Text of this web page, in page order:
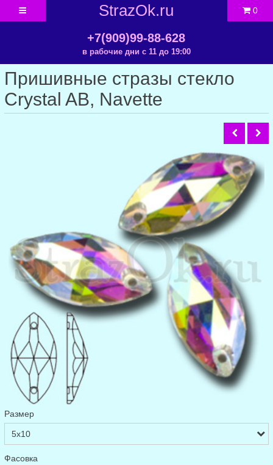
StrazOk.ru
+7(909)99-88-628
в рабочие дни с 11 до 19:00
0
Пришивные стразы стекло
Crystal AB, Navette
Размер
Фасовка